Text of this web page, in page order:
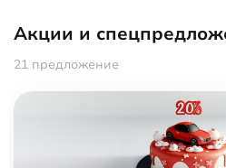
Акции и
21 предложение